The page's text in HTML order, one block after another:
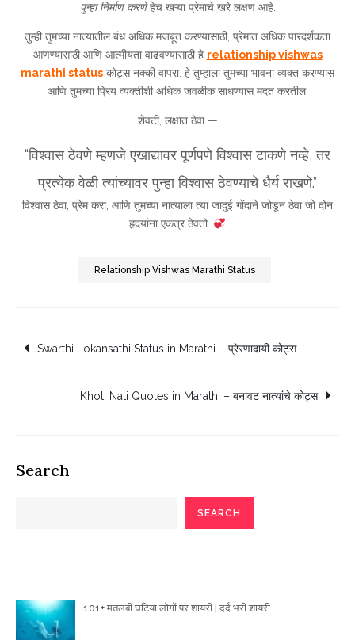
पुन्हा निर्माण करणेहेच खऱ्या प्रेमाचे खरे लक्षण आहे.
तुम्ही तुमच्या नात्यातील बंध अधिक मजबूत करण्यासाठी, प्रेमात अधिक पारदर्शकता
आणण्यासाठी आणि आत्मीयता वाढवण्यासाठी हे relationship vishwas
marathi status कोट्स नक्की वापरा. हे तुम्हाला तुमच्या भावना व्यक्त करण्यास
आणि तुमच्या प्रिय व्यक्तीशी अधिक जवळीक साधण्यास मदत करतील.
शेवटी, लक्षात ठेवा —
“विश्वास ठेवणे म्हणजे एखाद्यावर पूर्णपणे विश्वास टाकणे नव्हे, तर
प्रत्येक वेळी त्यांच्यावर पुन्हा विश्वास ठेवण्याचे धैर्य राखणे.”
विश्वास ठेवा, प्रेम करा, आणि तुमच्या नात्याला त्या जादुई गोंदाने जोडून ठेवा जो दोन
हृदयांना एकत्र ठेवतो.
Relationship Vishwas Marathi Status
Post
navigation
Swarthi Lokansathi Status in Marathi – प्रेरणादायी कोट्स
Khoti Nati Quotes in Marathi – बनावट नात्यांचे कोट्स
Search
SEARCH
101+ मतलबी घटिया लोगों पर शायरी | दर्द भरी शायरी